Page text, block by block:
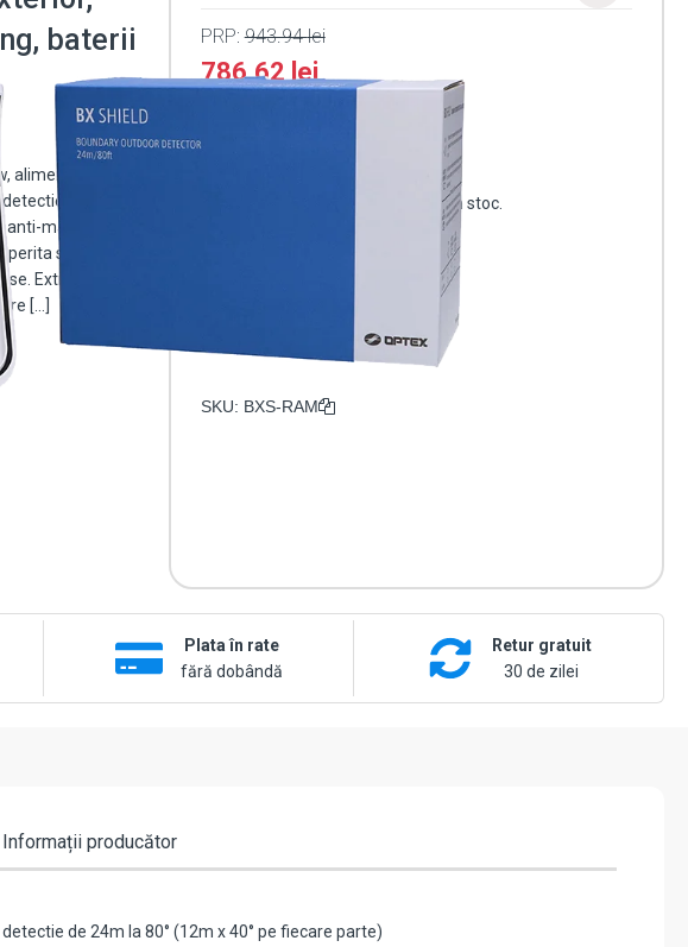
baterii
alimentare pe
de
anti-masking
sau
Extreme high
[…]
PRP:943.94lei
786.62lei
Anunță-mă când produsul revine în stoc.
SKU: BXS-RAM
Plata în rate
fără dobândă
Retur gratuit
30 de zilei
Informații producător
de 24m la 80° (12m x 40° pe fiecare parte)